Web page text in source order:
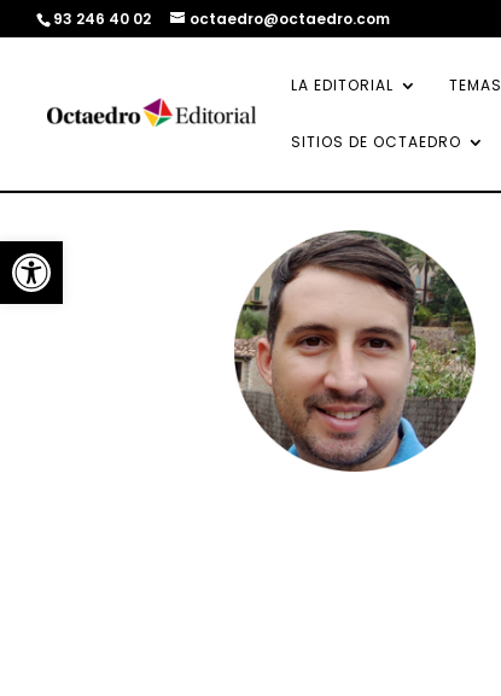
Abrir barra de herramientas
93 246 40 02 octaedro@octaedro.com
LA EDITORIAL TEMAS
SITIOS DE OCTAEDRO